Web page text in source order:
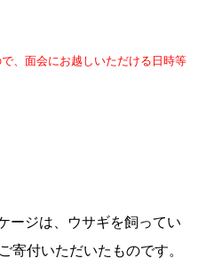
、面会にお越しいただける日時等
ージは、ウサギを飼ってい
寄付いただいたものです。